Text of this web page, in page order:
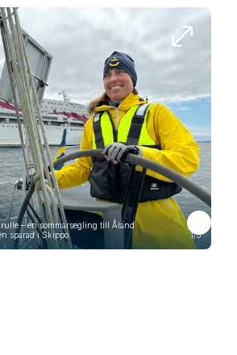
– en sommarsegling till Åland
sparad i Skippo.
1/5